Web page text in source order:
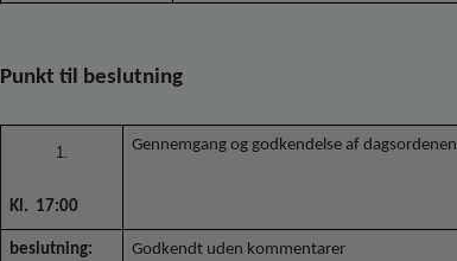
Punkt til beslutning
Kl. 17:00
Gennemgang og godkendelse af dagsordenen
beslutning: Godkendt uden kommentarer